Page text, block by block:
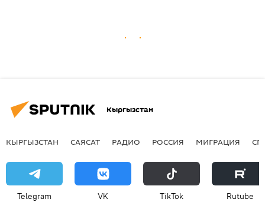
Кыргызстан
КЫРГЫЗСТАН САЯСАТ РАДИО РОССИЯ МИГРАЦИЯ
Telegram VK ТikТоk Rutube